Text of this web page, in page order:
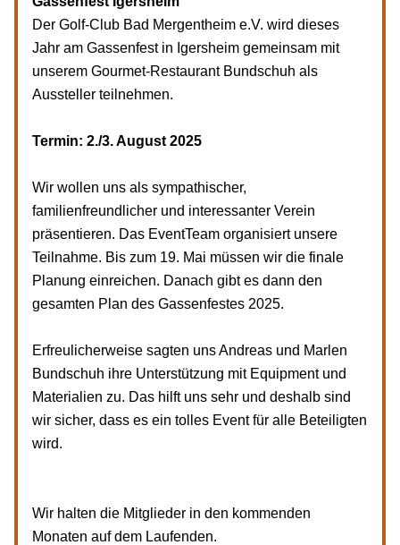
Der Golf-Club Bad Mergentheim e.V. wird dieses
Jahr am Gassenfest in Igersheim gemeinsam mit
unserem Gourmet-Restaurant Bundschuh als
Aussteller teilnehmen.
Termin: 2./3. August 2025
Wir wollen uns als sympathischer,
familienfreundlicher und interessanter Verein
präsentieren. Das EventTeam organisiert unsere
Teilnahme. Bis zum 19. Mai müssen wir die finale
Planung einreichen. Danach gibt es dann den
gesamten Plan des Gassenfestes 2025.
Erfreulicherweise sagten uns Andreas und Marlen
Bundschuh ihre Unterstützung mit Equipment und
Materialien zu. Das hilft uns sehr und deshalb sind
wir sicher, dass es ein tolles Event für alle Beteiligten
wird.
Wir halten die Mitglieder in den kommenden
Monaten auf dem Laufenden.